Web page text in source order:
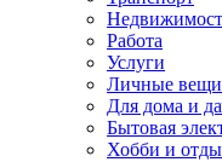
Работа
Услуги
Личные вещи
Для дома и
Бытовая
Хобби и